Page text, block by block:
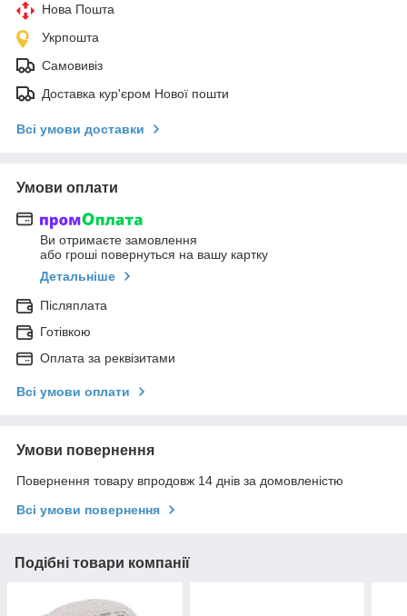
Нова Пошта
Укрпошта
Самовивіз
Доставка кур'єром Нової пошти
Всі умови доставки
Умови оплати
Ви отримаєте замовлення
або гроші повернуться на вашу картку
Детальніше
Післяплата
Готівкою
Оплата за реквізитами
Всі умови оплати
Умови повернення
Повернення товару впродовж 14 днів за домовленістю
Всі умови повернення
Подібні товари компанії